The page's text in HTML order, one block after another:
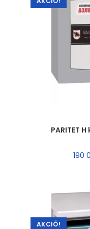
PARITET
190
AKCIÓ!